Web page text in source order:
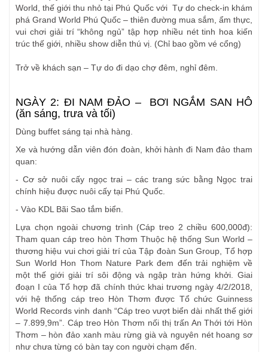
World, thế giới thu nhỏ tại Phú Quốc với Tự do check-in khám
phá Grand World Phú Quốc – thiên đường mua sắm, ẩm thực,
vui chơi giải trí “không ngủ” tập hợp nhiều nét tinh hoa kiến
trúc thế giới, nhiều show diễn thú vị. (Chỉ bao gồm vé cổng)
Trở về khách sạn – Tự do đi dạo chợ đêm, nghỉ đêm.
NGÀY 2: ĐI NAM ĐẢO – BƠI NGẮM SAN HÔ
(ăn sáng, trưa và tối)
Dùng buffet sáng tại nhà hàng.
Xe và hướng dẫn viên đón đoàn, khởi hành đi Nam đảo tham
quan:
- Cơ sở nuôi cấy ngọc trai – các trang sức bằng Ngọc trai
chính hiệu được nuôi cấy tại Phú Quốc.
- Vào KDL Bãi Sao tắm biển.
Lựa chọn ngoài chương trình (Cáp treo 2 chiều 600,000đ):
Tham quan cáp treo hòn Thơm Thuộc hệ thống Sun World –
thương hiệu vui chơi giải trí của Tập đoàn Sun Group, Tổ hợp
Sun World Hon Thom Nature Park đem đến trải nghiệm về
một thế giới giải trí sôi động và ngập tràn hứng khởi. Giai
đoạn I của Tổ hợp đã chính thức khai trương ngày 4/2/2018,
với hệ thống cáp treo Hòn Thơm được Tổ chức Guinness
World Records vinh danh “Cáp treo vượt biển dài nhất thế giới
– 7.899,9m”. Cáp treo Hòn Thơm nối thị trấn An Thới tới Hòn
Thơm – hòn đảo xanh màu rừng già và nguyên nét hoang sơ
như chưa từng có bàn tay con người chạm đến.